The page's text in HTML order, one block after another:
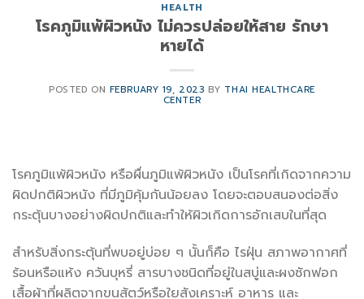
HEALTH
โรคภูมิแพ้ผิวหนัง ไม่ควรปล่อยให้สาย รักษา
หายได้
POSTED ON FEBRUARY 19, 2023 BY THAI HEALTHCARE
CENTER
โรคภูมิแพ้ผิวหนัง หรือผื่นภูมิแพ้ผิวหนัง เป็นโรคที่เกิดจากความ
ผิดปกติผิวหนัง ที่มีภูมิคุ้มกันน้อยลง โดยจะตอบสนองต่อสิ่ง
กระตุ้นบางอย่างผิดปกติและทำให้ผิวเกิดการอักเสบในที่สุด
สำหรับสิ่งกระตุ้นที่พบอยู่บ่อย ๆ นั้นก็คือ ไรฝุ่น สภาพอากาศที่
ร้อนหรือแห้ง ควันบุหรี่ สารบางชนิดที่อยู่ในสบู่และผงซักฟอก
เสื้อผ้าที่ผลิตจากขนสัตว์หรือใยสังเคราะห์ อาหาร และ